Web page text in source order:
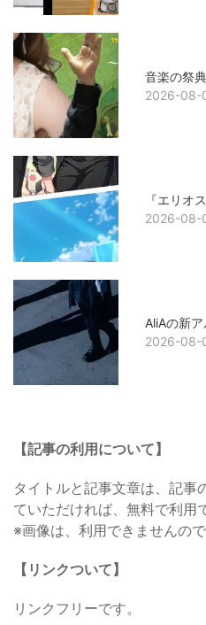
音楽の祭
2026-08-
『エリオ
2026-08-
AliAの新ア
2026-08-
【記事の利用について】
タイトルと記事文章は、記事
ていただければ、無料で利用
※画像は、利用できませんので
【リンクついて】
リンクフリーです。